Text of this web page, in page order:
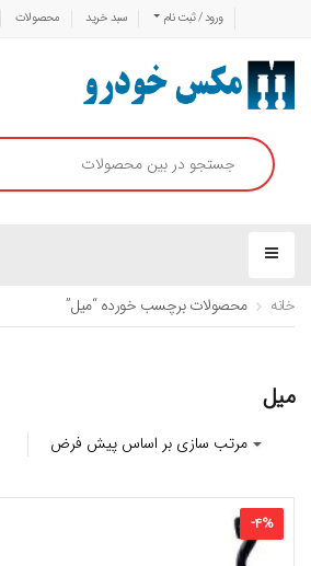
ورود / ثبت نام سبد خرید محصولات
خانه محصولات برچسب خورده “میل”
میل
-4%